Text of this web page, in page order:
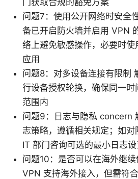
问题7：使用公开网络时安全
备已开启防火墙并启用 VPN
络上避免敏感操作，必要时
应用
问题8：对多设备连接有限制
行设备授权轮换，确保同一
范围内
问题9：日志与隐私 concern
志策略，遵循相关规定；如
IT 部门咨询可选的最小日志设
问题10：是否可以在海外继
VPN 支持海外接入，但需符